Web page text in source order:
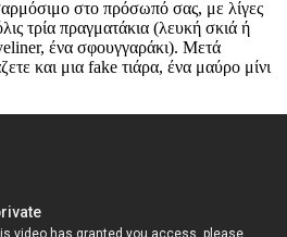
στο πρόσωπό σας, με λίγες
τρία πραγματάκια (λευκή σκιά ή
ένα σφουγγαράκι). Μετά
και μια fake τιάρα, ένα μαύρο μίνι